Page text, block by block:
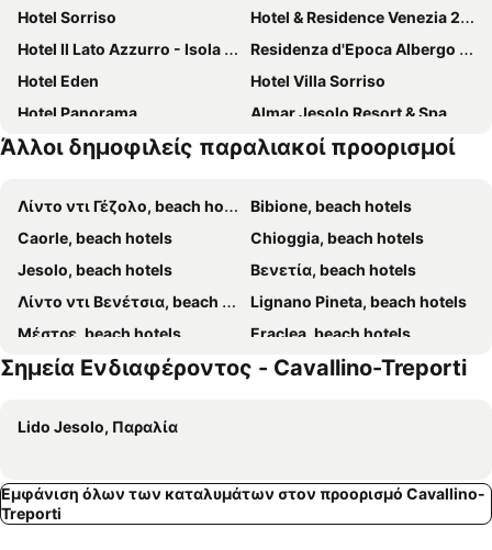
Hotel Sorriso
Hotel & Residence Venezia 2000
Hotel Il Lato Azzurro - Isola di Sant'Erasmo - NO VEHICLES ACCESS
Residenza d'Epoca Albergo Quattro Fontane
Hotel Eden
Hotel Villa Sorriso
Hotel Panorama
Almar Jesolo Resort & Spa
Russo Palace Hotel
Villa Albertina
Hotel Valdor
Hotel Adlon
Hotel Villa Dina
Hotel Villa Pannonia
Hotel Rivamare
Hotel Savoia
Hotel Azzorre & Antille
Hotel Brioni Mare
Hotel Albatros 3 Stelle Superior
Hotel La Pergola di Venezia
Biasutti
Hotel Cavallino Bianco
Hotel Amalfi
Domino Suite Hotel
Hotel Le Soleil
Hotel Da Bepi
Hotel Manila
Άλλοι δημοφιλείς παραλιακοί προορισμοί
Λίντο ντι Γέζολο, beach hotels
Bibione, beach hotels
Caorle, beach hotels
Chioggia, beach hotels
Jesolo, beach hotels
Βενετία, beach hotels
Λίντο ντι Βενέτσια, beach hotels
Lignano Pineta, beach hotels
Μέστρε, beach hotels
Eraclea, beach hotels
San Michele al Tagliamento, beach hotels
Albarella, beach hotels
Σημεία Ενδιαφέροντος - Cavallino-Treporti
Lido Jesolo, Παραλία
Εμφάνιση όλων των καταλυμάτων στον προορισμό Cavallino-
Treporti